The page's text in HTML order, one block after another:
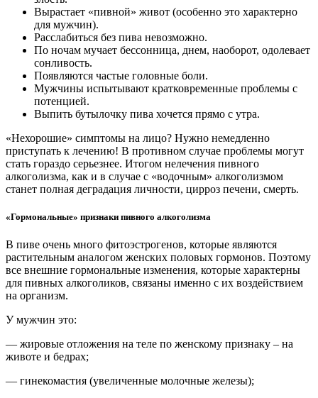
Вырастает «пивной» живот (особенно это характерно
для мужчин).
Расслабиться без пива невозможно.
По ночам мучает бессонница, днем, наоборот, одолевает
сонливость.
Появляются частые головные боли.
Мужчины испытывают кратковременные проблемы с
потенцией.
Выпить бутылочку пива хочется прямо с утра.
«Нехорошие» симптомы на лицо? Нужно немедленно
приступать к лечению! В противном случае проблемы могут
стать гораздо серьезнее. Итогом нелечения пивного
алкоголизма, как и в случае с «водочным» алкоголизмом
станет полная деградация личности, цирроз печени, смерть.
«Гормональные» признаки пивного алкоголизма
В пиве очень много фитоэстрогенов, которые являются
растительным аналогом женских половых гормонов. Поэтому
все внешние гормональные изменения, которые характерны
для пивных алкоголиков, связаны именно с их воздействием
на организм.
У мужчин это:
— жировые отложения на теле по женскому признаку – на
животе и бедрах;
— гинекомастия (увеличенные молочные железы);